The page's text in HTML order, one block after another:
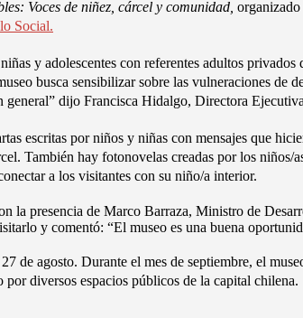
Voces de niñez, cárcel y comunidad,
Social.
y adolescentes con referentes adultos
busca sensibilizar sobre las vulneraciones de
general” dijo Francisca Hidalgo, Directora
escritas por niños y niñas con mensajes que
También hay fotonovelas creadas por los
a los visitantes con su niño/a interior.
la presencia de Marco Barraza, Ministro de
y comentó: “El museo es una buena
de agosto. Durante el mes de septiembre, el
diversos espacios públicos de la capital chilena.